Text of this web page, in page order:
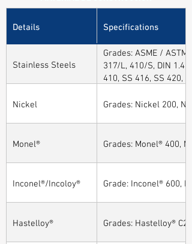
Details Specifications
Stainless Steels
Grades: ASME /
317/L, 410/S, DIN
410, SS 416, SS 420,
Nickel
Grades: Nickel 200,
Monel® Grades: Monel® 400,
Inconel®/Incoloy® Grade: Inconel® 600,
Hastelloy® Grades: Hastelloy®